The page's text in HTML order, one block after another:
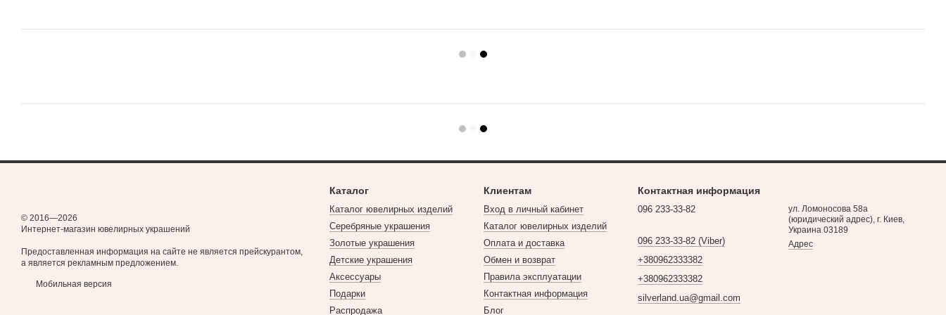
© 2016—2026
Интернет-магазин ювелирных украшений
Предоставленная информация на сайте не является прейскурантом,
а является рекламным предложением.
Мобильная версия
Каталог
Каталог ювелирных изделий
Серебряные украшения
Золотые украшения
Детские украшения
Аксессуары
Подарки
Распродажа
Клиентам
Вход в личный кабинет
Каталог ювелирных изделий
Оплата и доставка
Обмен и возврат
Правила эксплуатации
Контактная информация
Блог
Контактная информация
096 233-33-82
096 233-33-82 (Viber)
+380962333382
+380962333382
silverland.ua@gmail.com
ул. Ломоносова 58а
(юридический адрес), г. Киев,
Украина 03189
Адрес